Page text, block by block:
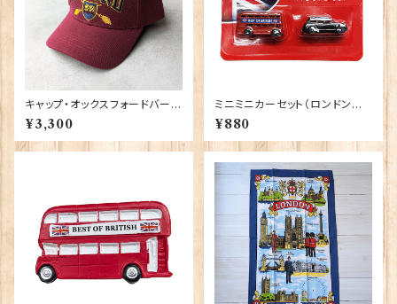
キャップ・オックスフォードバーガ
ンディ 00189
¥3,300
ミニミニカーセット（ロンドンバ
ス＆ブラックキャブ） Elgate Pr
oducts 90322
¥880